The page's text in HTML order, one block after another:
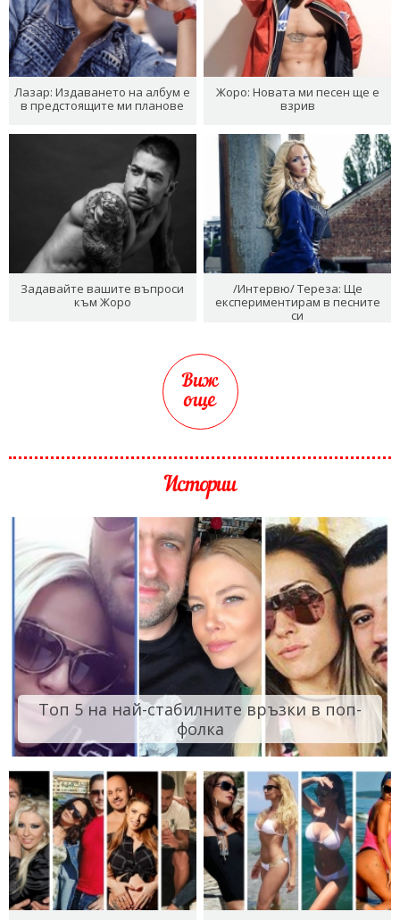
Лазар: Издаването на албум е
в предстоящите ми планове
Жоро: Новата ми песен ще е
взрив
Задавайте вашите въпроси
към Жоро
/Интервю/ Тереза: Ще
експериментирам в песните
си
Виж
още
Истории
Топ 5 на най-стабилните връзки в поп-
фолка